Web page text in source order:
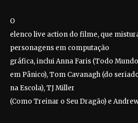
O
elenco live action do filme, que
personagens em computação
gráfica,inclui Anna Faris (Todo Mundo
em Pânico), Tom Cavanagh (do
na Escola), TJ Miller
(Como Treinar o Seu Dragão) e